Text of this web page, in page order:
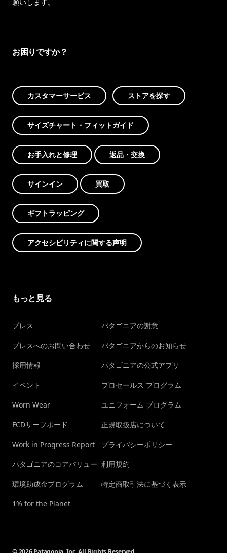
お困りですか？
カスタマーサービス ストアを探す
サイズチャート・フィットガイド
お手入れと修理 返品・交換
サインイン 買取
ギフトラッピング
アクセシビリティに関する声明
もっと見る
プレス
プレスへのお問い合わせ
採用情報
イベント
Worn Wear
FCDサーフボード
Work in Progress Report
パタゴニアのコアバリュー
環境助成金プログラム
1% for the Planet
パタゴニアの謝意
パタゴニアからのお知らせ
パタゴニアの公式アプリ
プロセールス プログラム
ユニフォーム プログラム
正規取扱店について
プライバシーポリシー
利用規約
特定商取引法に基づく表示